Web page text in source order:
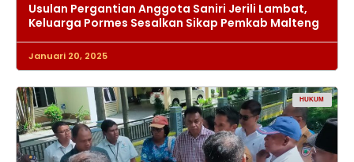
Usulan Pergantian Anggota Saniri Jerili Lambat,
Keluarga Pormes Sesalkan Sikap Pemkab Malteng
Januari 20, 2025
HUKUM